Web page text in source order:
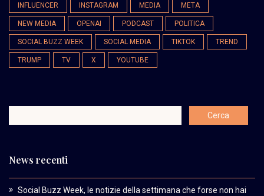
INFLUENCER INSTAGRAM MEDIA META
NEW MEDIA OPENAI PODCAST POLITICA
SOCIAL BUZZ WEEK SOCIAL MEDIA TIKTOK TREND
TRUMP TV X YOUTUBE
News recenti
Social Buzz Week, le notizie della settimana che forse non hai